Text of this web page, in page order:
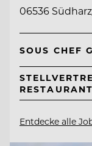
06536
SOUS CHEF
Entdecke alle